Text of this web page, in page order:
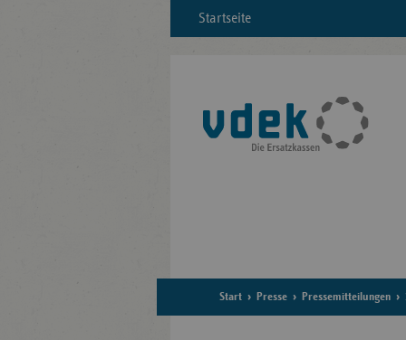
Startseite
Start Presse Pressemitteilungen